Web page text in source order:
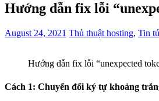
Hướng dẫn fix lỗi
August 24, 2021 Thủ thuật hosting, Tin
Hướng dẫn fix lỗi “unexpected
Cách 1: Chuyển đổi ký tự khoảng